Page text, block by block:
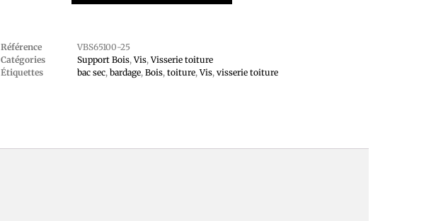
Référence
VBS65100-25
Catégories
Support Bois,Vis,Visserie toiture
Étiquettes
bac sec, bardage, Bois, toiture,Vis, visserie toiture